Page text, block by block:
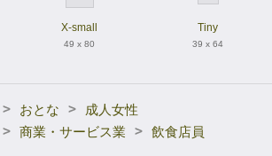
X-small
49 x 80
Tiny
39 x 64
> おとな >
成人女性
> 商業・サービス業 > 飲食店員